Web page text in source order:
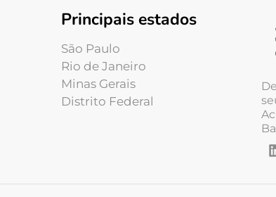
Principais estados
São Paulo
Rio de Janeiro
Minas Gerais
Distrito Federal